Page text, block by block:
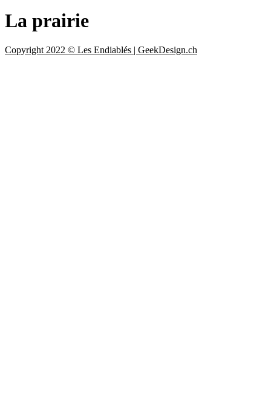
La prairie
Copyright 2022 © Les Endiablés | GeekDesign.ch